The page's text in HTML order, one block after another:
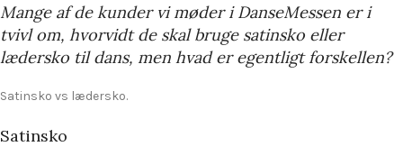
Mange af de kunder vi møder i DanseMessen er i
tvivl om, hvorvidt de skal bruge satinsko eller
lædersko til dans, men hvad er egentligt forskellen?
Satinsko vs lædersko.
Satinsko